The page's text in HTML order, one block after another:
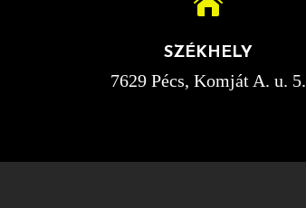
SZÉKHELY
7629 Pécs, Komját A. u. 5.